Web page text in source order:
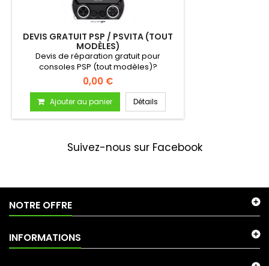
DEVIS GRATUIT PSP / PSVITA (TOUT
MODÈLES)
Devis de réparation gratuit pour
consoles PSP (tout modèles)?
0,00 €
Ajouter au panier Détails
Suivez-nous sur Facebook
NOTRE OFFRE
INFORMATIONS